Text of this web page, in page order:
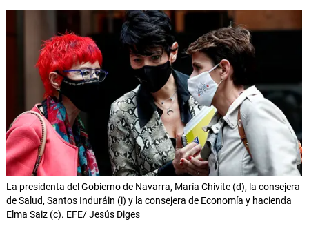
La presidenta del Gobierno de Navarra, María Chivite (d), la consejera
de Salud, Santos Induráin (i) y la consejera de Economía y hacienda
Elma Saiz (c). EFE/ Jesús Diges